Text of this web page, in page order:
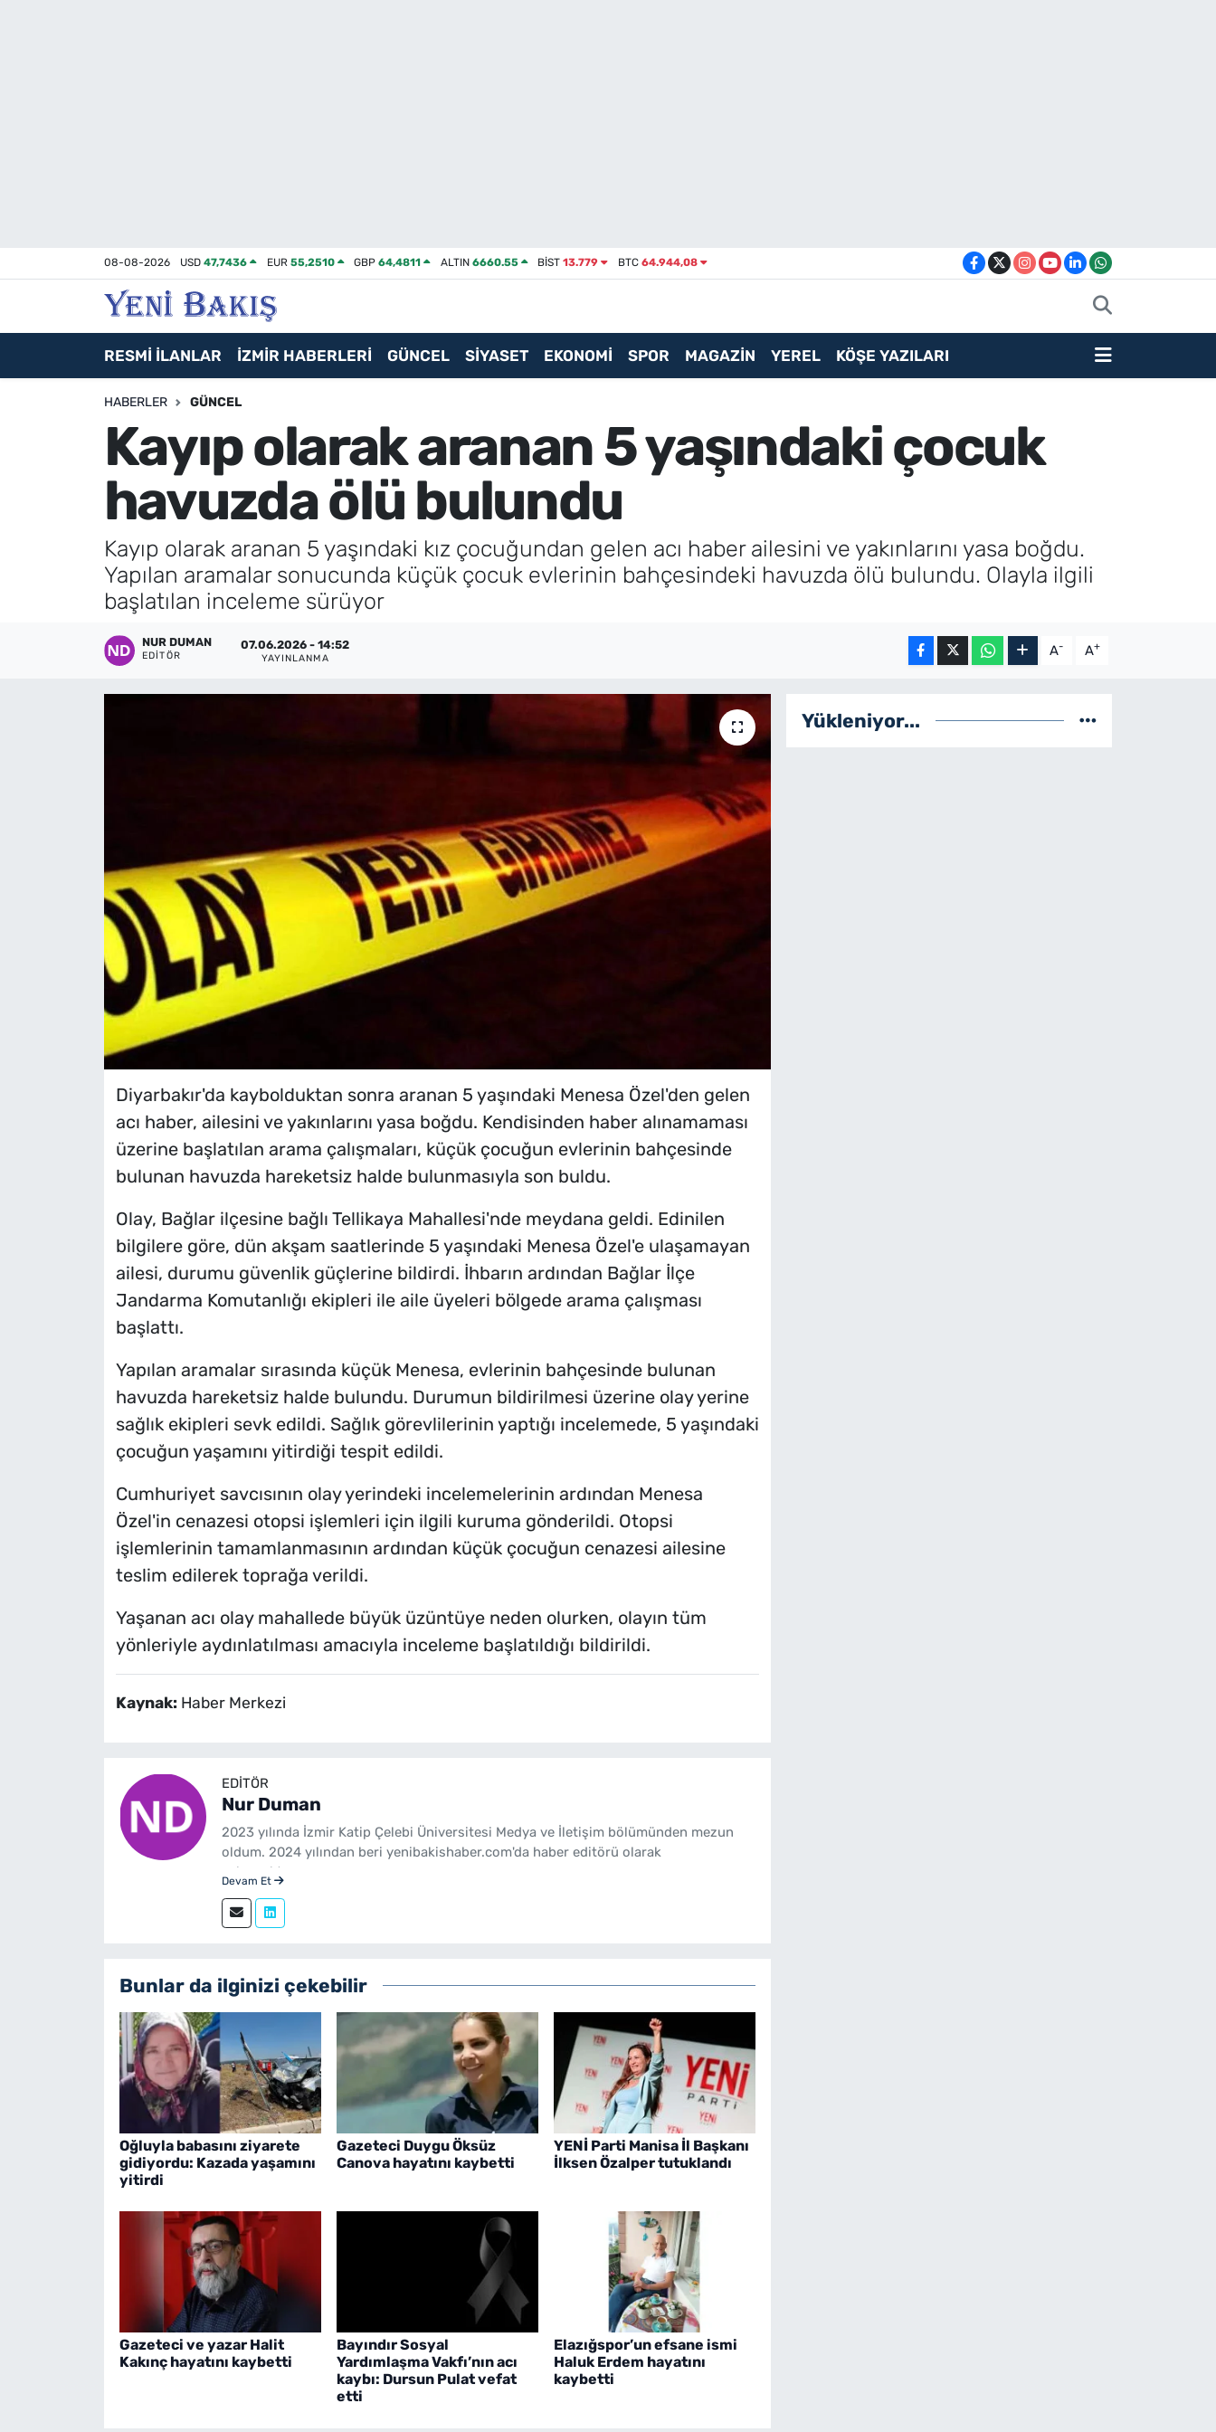
08-08-2026 USD47,7436 EUR 55,2510 GBP64,4811 ALTIN 6660.55 BİST13.779 BTC 64.944,08
RESMİ İLANLAR İZMİR HABERLERİ GÜNCEL SİYASET EKONOMİ SPOR MAGAZİN YEREL KÖŞE YAZILARI
HABERLER GÜNCEL
Kayıp olarak aranan 5 yaşındaki çocuk
havuzda ölü bulundu
Kayıp olarak aranan 5 yaşındaki kız çocuğundan gelen acı haber ailesini ve yakınlarını yasa boğdu.
Yapılan aramalar sonucunda küçük çocuk evlerinin bahçesindeki havuzda ölü bulundu. Olayla ilgili
başlatılan inceleme sürüyor
NUR DUMAN
EDITÖR
07.06.2026 - 14:52
YAYINLANMA A- A+
Diyarbakır'da kaybolduktan sonra aranan 5 yaşındaki Menesa Özel'den gelen
acı haber, ailesini ve yakınlarını yasa boğdu. Kendisinden haber alınamaması
üzerine başlatılan arama çalışmaları, küçük çocuğun evlerinin bahçesinde
bulunan havuzda hareketsiz halde bulunmasıyla son buldu.
Olay, Bağlar ilçesine bağlı Tellikaya Mahallesi'nde meydana geldi. Edinilen
bilgilere göre, dün akşam saatlerinde 5 yaşındaki Menesa Özel'e ulaşamayan
ailesi, durumu güvenlik güçlerine bildirdi. İhbarın ardından Bağlar İlçe
Jandarma Komutanlığı ekipleri ile aile üyeleri bölgede arama çalışması
başlattı.
Yapılan aramalar sırasında küçük Menesa, evlerinin bahçesinde bulunan
havuzda hareketsiz halde bulundu. Durumun bildirilmesi üzerine olay yerine
sağlık ekipleri sevk edildi. Sağlık görevlilerinin yaptığı incelemede, 5 yaşındaki
çocuğun yaşamını yitirdiği tespit edildi.
Cumhuriyet savcısının olay yerindeki incelemelerinin ardından Menesa
Özel'in cenazesi otopsi işlemleri için ilgili kuruma gönderildi. Otopsi
işlemlerinin tamamlanmasının ardından küçük çocuğun cenazesi ailesine
teslim edilerek toprağa verildi.
Yaşanan acı olay mahallede büyük üzüntüye neden olurken, olayın tüm
yönleriyle aydınlatılması amacıyla inceleme başlatıldığı bildirildi.
Kaynak: Haber Merkezi
EDITÖR
Nur Duman
2023 yılında İzmir Katip Çelebi Üniversitesi Medya ve İletişim bölümünden mezun
oldum. 2024 yılından beri yenibakishaber.com'da haber editörü olarak
çalışmaktayım.
Devam Et
Bunlar da ilginizi çekebilir
Oğluyla babasını ziyarete
gidiyordu: Kazada yaşamını
yitirdi
Gazeteci Duygu Öksüz
Canova hayatını kaybetti
YENİ Parti Manisa İl Başkanı
İlksen Özalper tutuklandı
Gazeteci ve yazar Halit
Kakınç hayatını kaybetti
Bayındır Sosyal
Yardımlaşma Vakfı’nın acı
kaybı: Dursun Pulat vefat
etti
Elazığspor’un efsane ismi
Haluk Erdem hayatını
kaybetti
Yükleniyor...
Asayiş / Polis-Adliye
Magazin
İletişim